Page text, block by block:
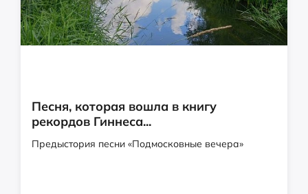
Песня, которая вошла в книгу
рекордов Гиннеса...
Предыстория песни «Подмосковные вечера»